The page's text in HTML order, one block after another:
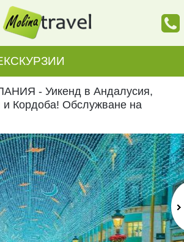
- Уикенд в Андалусия,
Кордоба! Обслужване на